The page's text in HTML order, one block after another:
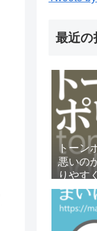
最近の
トーン
悪いの
りやす